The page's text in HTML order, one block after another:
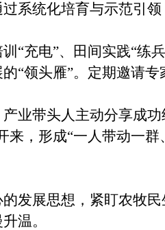
统化培育与示范引领
电”、田间实践“练兵
“领头雁”。定期邀请
带头人主动分享成功
，形成“一人带动一
展思想，紧盯农牧民
温。